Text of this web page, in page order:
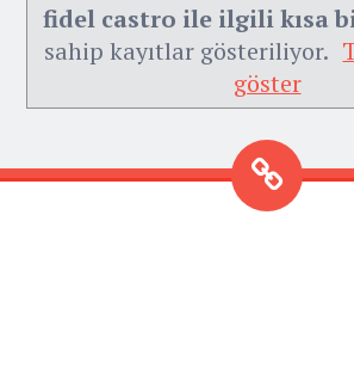
fidel castro ile ilgili kısa
sahip kayıtlar gösteriliyor.
göster